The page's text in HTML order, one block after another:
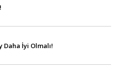
Daha İyi Olmalı!